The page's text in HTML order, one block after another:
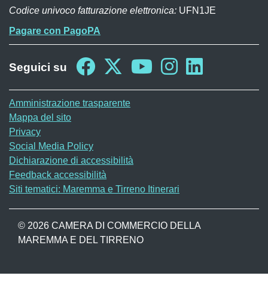
Codice univoco fatturazione elettronica: UFN1JE
Pagare con PagoPA
Seguici su
Sito web
Amministrazione trasparente
Mappa del sito
Privacy
Social Media Policy
Dichiarazione di accessibilità
Feedback accessibilità
Siti tematici: Maremma e Tirreno Itinerari
© 2026 CAMERA DI COMMERCIO DELLA
MAREMMA E DEL TIRRENO